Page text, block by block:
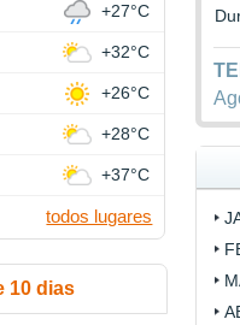
+27°C
+32°C
+26°C
+28°C
+37°C
todos lugares
10 dias